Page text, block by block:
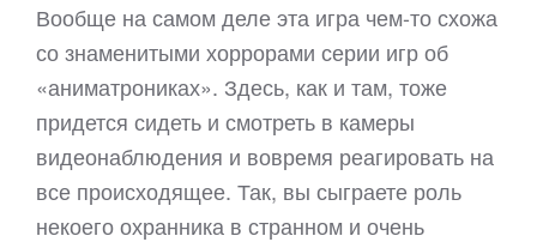
Вообще на самом деле эта игра чем-то схожа
со знаменитыми хоррорами серии игр об
«аниматрониках». Здесь, как и там, тоже
придется сидеть и смотреть в камеры
видеонаблюдения и вовремя реагировать на
все происходящее. Так, вы сыграете роль
некоего охранника в странном и очень